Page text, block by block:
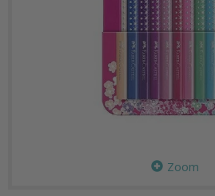
Zoom